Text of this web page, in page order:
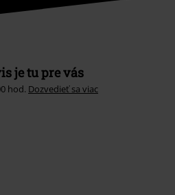
je tu pre vás
hod. Dozvedieť sa viac